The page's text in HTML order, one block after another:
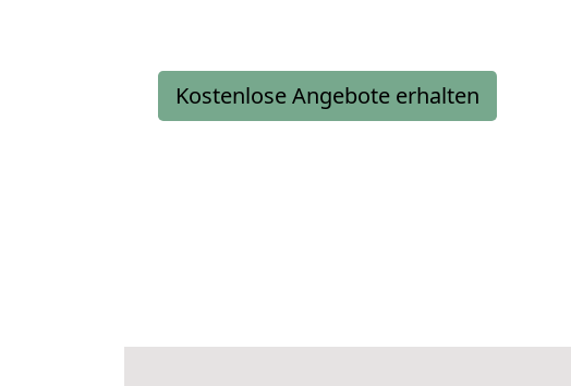
Kostenlose Angebote erhalten